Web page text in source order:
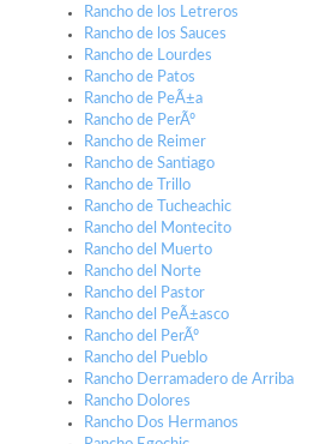
Rancho de los Letreros
Rancho de los Sauces
Rancho de Lourdes
Rancho de Patos
Rancho de PeÃ±a
Rancho de PerÃº
Rancho de Reimer
Rancho de Santiago
Rancho de Trillo
Rancho de Tucheachic
Rancho del Montecito
Rancho del Muerto
Rancho del Norte
Rancho del Pastor
Rancho del PeÃ±asco
Rancho del PerÃº
Rancho del Pueblo
Rancho Derramadero de Arriba
Rancho Dolores
Rancho Dos Hermanos